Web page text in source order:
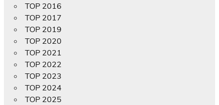
TOP 2016
TOP 2017
TOP 2019
TOP 2020
TOP 2021
TOP 2022
TOP 2023
TOP 2024
TOP 2025